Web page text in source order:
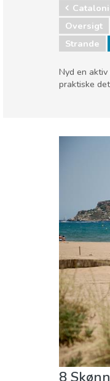
Oversigt
Strande
Nyd en
praktiske
8